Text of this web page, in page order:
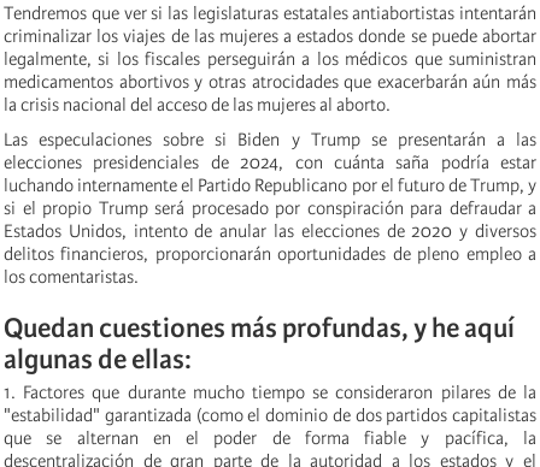
Tendremos que ver si las legislaturas estatales antiabortistas intentarán
criminalizar los viajes de las mujeres a estados donde se puede abortar
legalmente, si los fiscales perseguirán a los médicos que suministran
medicamentos abortivos y otras atrocidades que exacerbarán aún más
la crisis nacional del acceso de las mujeres al aborto.
Las especulaciones sobre si Biden y Trump se presentarán a las
elecciones presidenciales de 2024, con cuánta saña podría estar
luchando internamente el Partido Republicano por el futuro de Trump, y
si el propio Trump será procesado por conspiración para defraudar a
Estados Unidos, intento de anular las elecciones de 2020 y diversos
delitos financieros, proporcionarán oportunidades de pleno empleo a
los comentaristas.
Quedan cuestiones más profundas, y he aquí
algunas de ellas:
1. Factores que durante mucho tiempo se consideraron pilares de la
"estabilidad" garantizada (como el dominio de dos partidos capitalistas
que se alternan en el poder de forma fiable y pacífica, la
descentralización de gran parte de la autoridad a los estados y el